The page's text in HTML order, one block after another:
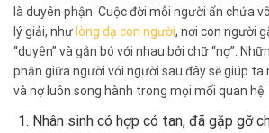
là duyên phận. Cuộc đời mỗi người ẩn chứa
lý giải, nhưlòng dạ con người, nơi con người
“duyên” và gắn bó với nhau bởi chữ “nợ”.
phận giữa người với người sau đây sẽ giúp ta
và nợ luôn song hành trong mọi mối quan hệ.
Nhân sinh có hợp có tan, đã gặp gỡ